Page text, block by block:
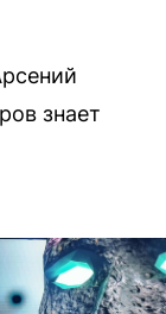
знает